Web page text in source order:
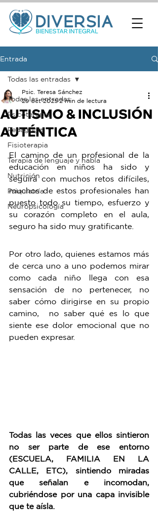
Entrada
Todas las entradas
Psicoterapia
Pedagogía
Fisioterapia
Terapia de lenguaje y habla
Nutrición
Psiquiatría
Neuropsicología
Todas las entradas
AUTISMO & INCLUSIÓN
AUTÉNTICA
Psic. Teresa Sánchez
29 oct 2025 2 min de lectura
El camino de un profesional de la
educación en niños ha sido y
seguirá con muchos retos difíciles,
muchos de estos profesionales han
puesto todo su tiempo, esfuerzo y
su corazón completo en el aula,
seguro ha sido muy gratificante.
Por otro lado, quienes estamos más
de cerca uno a uno podemos mirar
como cada niño llega con esa
sensación de no pertenecer, no
saber cómo dirigirse en su propio
camino,  no saber qué es lo que
siente ese dolor emocional que no
pueden expresar.
Todas las veces que ellos sintieron
no ser parte de ese entorno
(ESCUELA, FAMILIA EN LA
CALLE, ETC), sintiendo miradas
que señalan e incomodan,
cubriéndose por una capa invisible
que te aísla.